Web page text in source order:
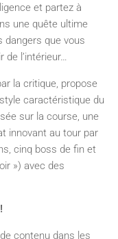
et partez à
une quête ultime
dangers que vous
de l’intérieur…
la critique, propose
caractéristique du
sur la course, une
innovant au tour par
cinq boss de fin et
») avec des
contenu dans les